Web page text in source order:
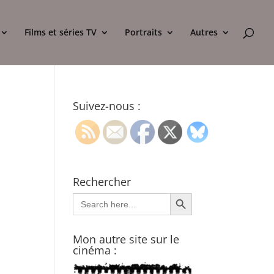
Films et séries TV Portraits Autres
Suivez-nous :
Rechercher
Search
for:
Search Button
Mon autre site sur le
cinéma :